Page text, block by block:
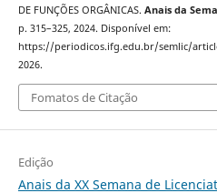
DE FUNÇÕES ORGÂNICAS. Anais da
p. 315–325, 2024. Disponível em:
https://periodicos.ifg.edu.br/semlic/
2026.
Fomatos de Citação
Edição
Anais da XX Semana de